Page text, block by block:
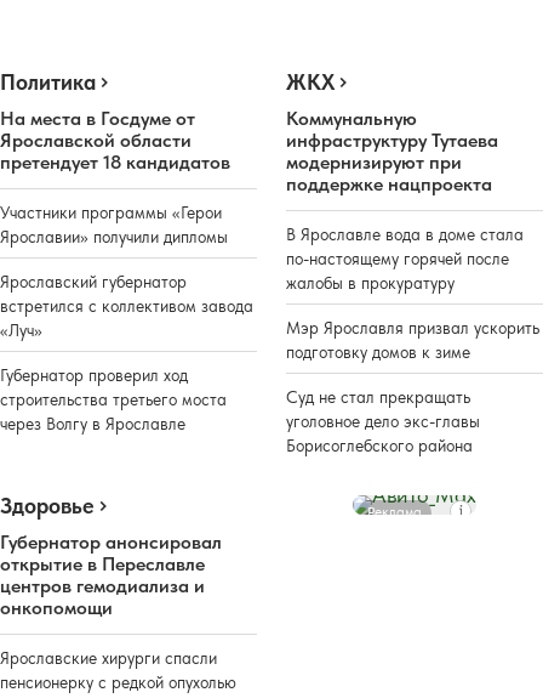
Политика
На места в Госдуме от
Ярославской области
претендует 18 кандидатов
Участники программы «Герои
Ярославии» получили дипломы
Ярославский губернатор
встретился с коллективом завода
«Луч»
Губернатор проверил ход
строительства третьего моста
через Волгу в Ярославле
ЖКХ
Коммунальную
инфраструктуру Тутаева
модернизируют при
поддержке нацпроекта
В Ярославле вода в доме стала
по-настоящему горячей после
жалобы в прокуратуру
Мэр Ярославля призвал ускорить
подготовку домов к зиме
Суд не стал прекращать
уголовное дело экс-главы
Борисоглебского района
Здоровье
Губернатор анонсировал
открытие в Переславле
центров гемодиализа и
онкопомощи
Ярославские хирурги спасли
пенсионерку с редкой опухолью
Реклама